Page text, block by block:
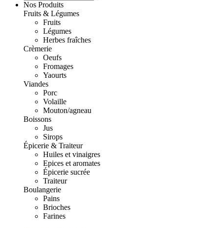
Nos Produits
Fruits & Légumes
Fruits
Légumes
Herbes fraîches
Crèmerie
Oeufs
Fromages
Yaourts
Viandes
Porc
Volaille
Mouton/agneau
Boissons
Jus
Sirops
Épicerie & Traiteur
Huiles et vinaigres
Epices et aromates
Épicerie sucrée
Traiteur
Boulangerie
Pains
Brioches
Farines